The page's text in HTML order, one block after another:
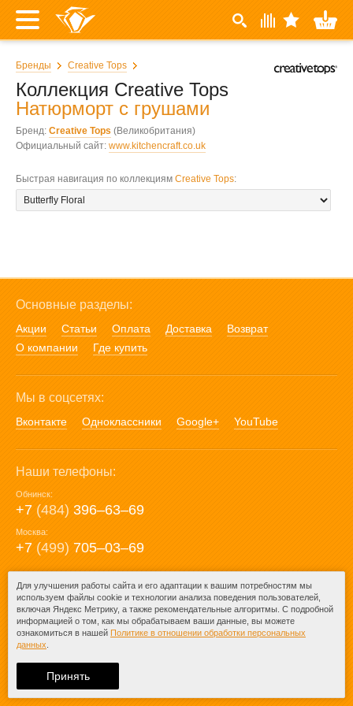
Бренды Creative Tops
Коллекция Creative Tops
Натюрморт с грушами
Бренд: Creative Tops (Великобритания)
Официальный сайт: www.kitchencraft.co.uk
Быстрая навигация по коллекциям Creative Tops:
Основные разделы:
Акции Статьи Оплата Доставка
Возврат
О компании
Где купить
Мы в соцсетях:
Вконтакте Одноклассники Google+ YouTube
Наши телефоны:
Обнинск:
+7 (484) 396‒63‒69
Москва:
+7 (499) 705‒03‒69
E-mail:
mail@posuda40.ru
При любом копировании информации
ссылка на
Для улучшения работы сайта и его адаптации к вашим потребностям мы
используем файлы cookie и технологии анализа поведения пользователей,
включая Яндекс Метрику, а также рекомендательные алгоритмы. С подробной
информацией о том, как мы обрабатываем ваши данные, вы можете
ознакомиться в нашей Политике в отношении обработки персональных
данных
Принять